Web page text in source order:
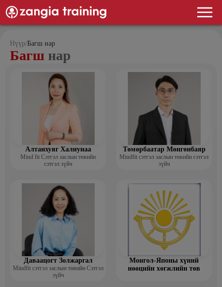
Нүүр/Багш нар
Багш нар
Алтанхуяг Халиунаа
Mind fit Сэтгэл заслын төвийн
сэтгэл зүйч
Төмөрбаатар Мөнгөнбаяр
Mindfit сэтгэл заслын төвийн сэтгэл
зүйч
Даваацогт Золжаргал
Mindfit сэтгэл заслын төвийн Сэтгэл
зүйч
Монгол-Японы хүний
нөөцийн хөгжлийн төв